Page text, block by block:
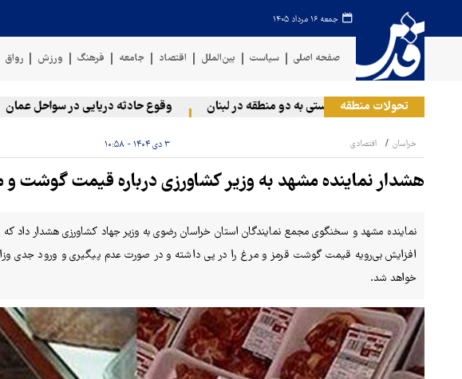
جمعه ۱۶ مرداد ۱۴۰۵
صفحه اصلی سیاست بین‌الملل اقتصاد جامعه فرهنگ ورزش رواق
تحولات منطقه
حمله رژیم صهیونیستی به دو منطقه در لبنان وقوع حادثه دریایی در سواحل عمان
خراسان اقتصادی ۳ دی ۱۴۰۴ - ۱۰:۵۸
هشدار نماینده مشهد به وزیر کشاورزی درباره قیمت گوشت و
نماینده مشهد و سخنگوی مجمع نمایندگان استان خراسان رضوی به وزیر جهاد کشاورزی هشدار داد
افزایش بی‌رویه قیمت گوشت قرمز و مرغ را در پی داشته و در صورت عدم پیگیری و ورود جدی
خواهد شد.